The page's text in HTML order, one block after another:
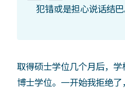
犯错或是担心说话结巴
取得硕士学位几个月后，
博士学位。一开始我拒绝